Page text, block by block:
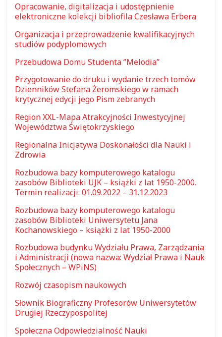
Opracowanie, digitalizacja i udostępnienie
elektroniczne kolekcji bibliofila Czesława Erbera
Organizacja i przeprowadzenie kwalifikacyjnych
studiów podyplomowych
Przebudowa Domu Studenta ”Melodia”
Przygotowanie do druku i wydanie trzech tomów
Dzienników Stefana Żeromskiego w ramach
krytycznej edycji jego Pism zebranych
Region XXL-Mapa Atrakcyjności Inwestycyjnej
Województwa Świętokrzyskiego
Regionalna Inicjatywa Doskonałości dla Nauki i
Zdrowia
Rozbudowa bazy komputerowego katalogu
zasobów Biblioteki UJK – książki z lat 1950-2000.
Termin realizacji: 01.09.2022 – 31.12.2023
Rozbudowa bazy komputerowego katalogu
zasobów Biblioteki Uniwersytetu Jana
Kochanowskiego – książki z lat 1950-2000
Rozbudowa budynku Wydziału Prawa, Zarządzania
i Administracji (nowa nazwa: Wydział Prawa i Nauk
Społecznych – WPiNS)
Rozwój czasopism naukowych
Słownik Biograficzny Profesorów Uniwersytetów
Drugiej Rzeczypospolitej
Społeczna Odpowiedzialność Nauki